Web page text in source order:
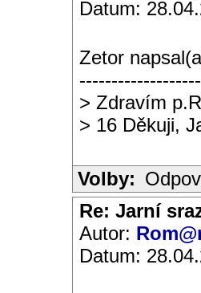
Datum:
Zetor
> Zdravím
> 16 Děkuji,
Volby:
Re: Jarní
Autor:
Datum: